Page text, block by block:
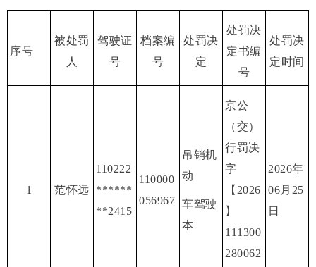
序号
被处罚
人
驾驶证
号
档案编
号
处罚决
定
处罚决
定书编
号
处罚决
定时间
1 范怀远
110222
******
**2415
110000
056967
吊销机
动
车驾驶
本
京公
（交）
行罚决
字
【2026
】
111300
280062
2026年
06月25
日